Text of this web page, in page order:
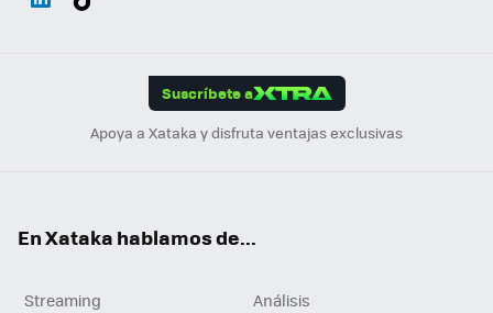
Suscríbete a
Apoya a Xataka y disfruta ventajas exclusivas
En Xataka hablamos de...
Streaming
Análisis